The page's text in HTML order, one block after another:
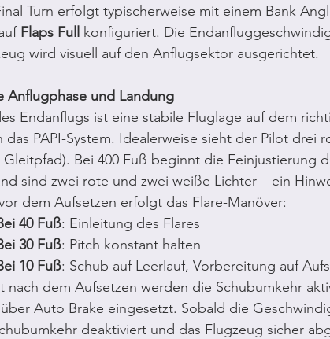
Turn erfolgt typischerweise mit einem Bank
Flaps Full konfiguriert. Die
wird visuell auf den Anflugsektor ausgerichtet.
Anflugphase und Landung
Endanflugs ist eine stabile Fluglage auf dem
das PAPI-System. Idealerweise sieht der Pilot drei
Gleitpfad). Bei 400 Fuß beginnt die Feinjustierung
sind zwei rote und zwei weiße Lichter – ein
dem Aufsetzen erfolgt das Flare-Manöver:
40 Fuß: Einleitung des Flares
30 Fuß: Pitch konstant halten
10 Fuß: Schub auf Leerlauf, Vorbereitung auf
nach dem Aufsetzen werden die Schubumkehr
Auto Brake eingesetzt. Sobald die
deaktiviert und das Flugzeug sicher